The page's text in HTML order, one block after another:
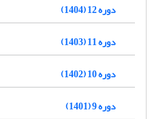
دوره 12 (1404)
دوره 11 (1403)
دوره 10 (1402)
دوره 9 (1401)